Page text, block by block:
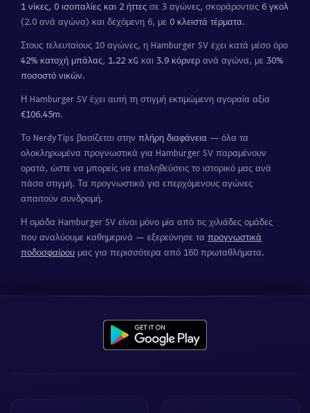
1 νίκες, 0 ισοπαλίες και 2 ήττες σε 3 αγώνες, σκοράροντας 6 γκολ
(2.0 ανά αγώνα) και δεχόμενη 6, με 0 κλειστά τέρματα.
Στους τελευταίους 10 αγώνες, η Hamburger SV έχει κατά μέσο όρο
42% κατοχή μπάλας, 1.22 xG και 3.9 κόρνερ ανά αγώνα, με 30%
ποσοστό νικών.
Η Hamburger SV έχει αυτή τη στιγμή εκτιμώμενη αγοραία αξία
€106.45m.
Το NerdyTips βασίζεται στην πλήρη διαφάνεια — όλα τα
ολοκληρωμένα προγνωστικά για Hamburger SV παραμένουν
ορατά, ώστε να μπορείς να επαληθεύσεις το ιστορικό μας ανά
πάσα στιγμή. Τα προγνωστικά για επερχόμενους αγώνες
απαιτούν συνδρομή.
Η ομάδα Hamburger SV είναι μόνο μία από τις χιλιάδες ομάδες
που αναλύουμε καθημερινά — εξερεύνησε τα προγνωστικά
ποδοσφαίρου μας για περισσότερα από 160 πρωταθλήματα.